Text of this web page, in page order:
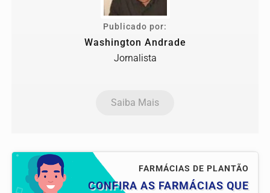
Publicado por:
Washington Andrade
Jornalista
Saiba Mais
FARMÁCIAS DE PLANTÃO
CONFIRA AS FARMÁCIAS QUE